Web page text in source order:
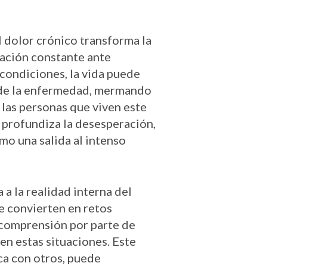
dolor crónico transforma la
constante ante
la vida puede
la enfermedad, mermando
personas que viven este
la desesperación,
una salida al intenso
a la realidad interna del
convierten en retos
por parte de
estas situaciones. Este
con otros, puede